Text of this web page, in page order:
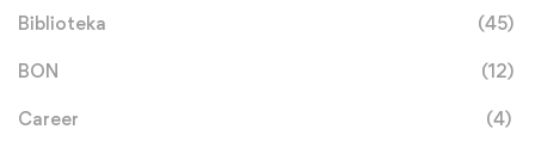
Biblioteka (45)
BON (12)
Career (4)